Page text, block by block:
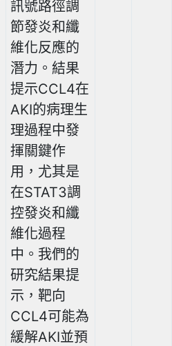
訊號路徑調
節發炎和纖
維化反應的
潛力。結果
提示CCL4在
AKI的病理生
理過程中發
揮關鍵作
用，尤其是
在STAT3調
控發炎和纖
維化過程
中。我們的
研究結果提
示，靶向
CCL4可能為
緩解AKI並預